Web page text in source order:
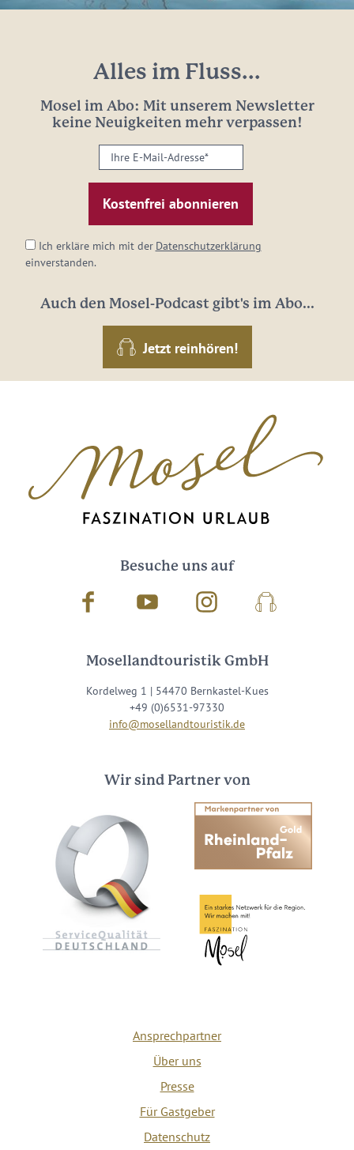
Alles im Fluss...
Mosel im Abo: Mit unserem Newsletter
keine Neuigkeiten mehr verpassen!
Ihre
E-
Mail-
Adresse:
Ich erkläre mich mit der Datenschutzerklärung
einverstanden.
Auch den Mosel-Podcast gibt's im Abo...
Jetzt reinhören!
Besuche uns auf
Facebook Youtube InstagramPodcast
Mosellandtouristik GmbH
Kordelweg 1 | 54470 Bernkastel-Kues
+49 (0)6531-97330
info@mosellandtouristik.de
Wir sind Partner von
Ansprechpartner
Über uns
Presse
Für Gastgeber
Datenschutz